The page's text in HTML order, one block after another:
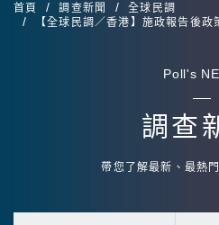
首頁 調查新聞
全球民調
【全球民調／香港】施政報告後
Poll's
調查
帶您了解最新、最熱